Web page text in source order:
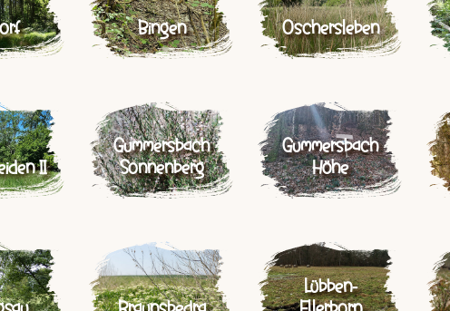
Bingen Oschersleben
II
Gummersbach
Sonnenberg
Gummersbach
Höhe
Lübben-